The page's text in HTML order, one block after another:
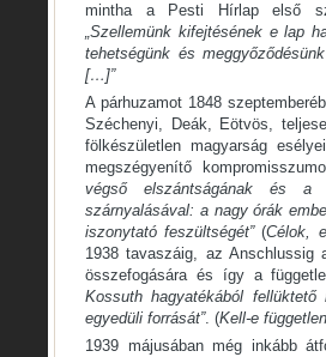
mintha a Pesti Hírlap első
„Szellemünk kifejtésének e lap
tehetségünk és
[…]”
A párhuzamot 1848
Széchenyi, Deák, Eötvös,
fölkészületlen magyarság
megszégyenítő
végső elszántságának és a
szárnyalásával: a nagy órák
iszonytató feszültségét”(Célok,
1938 tavaszáig, az Anschlussig
összefogására és így a
Kossuth hagyatékából
egyedüli forrását”. (Kell-e
1939 májusában még inkább